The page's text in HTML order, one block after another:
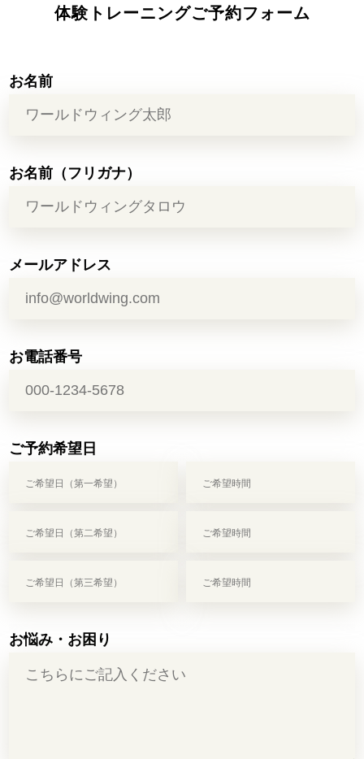
体験トレーニングご予約フォーム
お名前
お名前（フリガナ）
メールアドレス
お電話番号
ご予約希望日
お悩み・お困り